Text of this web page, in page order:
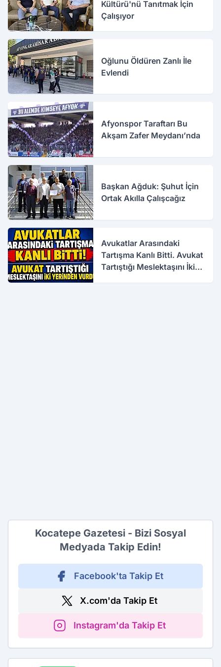
Kültürü'nü Tanıtmak İçin
Çalışıyor
Oğlunu Öldüren Zanlı İle
Evlendi
Afyonspor Taraftarı Bu
Akşam Zafer Meydanı’nda
Başkan Ağduk: Şuhut İçin
Ortak Akılla Çalışcağız
Avukatlar Arasındaki
Tartışma Kanlı Bitti. Avukat
Tartıştığı Meslektaşını İki
Kocatepe Gazetesi - Bizi Sosyal
Medyada Takip Edin!
Facebook'ta Takip Et
X.com'da Takip Et
Instagram'da Takip Et